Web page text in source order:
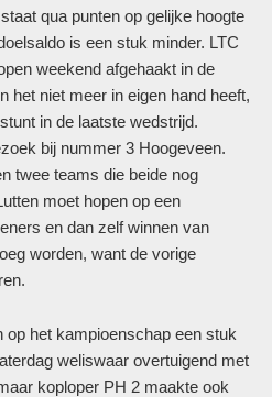
qua punten op gelijke hoogte
is een stuk minder. LTC
weekend afgehaakt in de
het niet meer in eigen hand heeft,
in de laatste wedstrijd.
bij nummer 3 Hoogeveen.
twee teams die beide nog
moet hopen op een
en dan zelf winnen van
worden, want de vorige
op het kampioenschap een stuk
weliswaar overtuigend met
koploper PH 2 maakte ook